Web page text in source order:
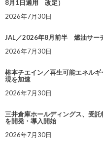
8月1日適用 改定）
2026年7月30日
JAL／2026年8月前半 燃油サー
2026年7月30日
椿本チエイン／再生可能エネル
現を加速
2026年7月30日
三井倉庫ホールディングス、受
を開発・導入開始
2026年7月30日